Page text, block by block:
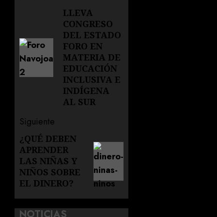
entradas
LLEVA
CONGRESO
DEL ESTADO
FORO EN
MATERIA DE
EDUCACIÓN
INCLUSIVA E
INDÍGENA
AL SUR
Siguiente
Siguiente
entrada:
¿QUÉ DEBEN
APRENDER
LAS NIÑAS Y
NIÑOS SOBRE
EL DINERO?